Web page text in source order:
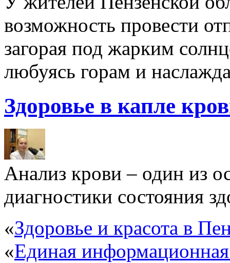
возможность провести
загорая под жарким
любуясь горам и
Здоровье в капле
Анализ крови – один из
диагностики состояния
«Здоровье и красота в
«Единая